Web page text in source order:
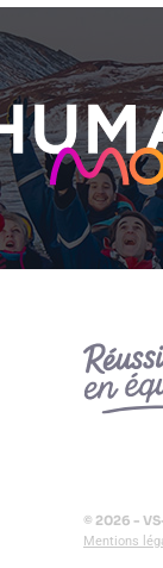
© 2026 -
Mentions